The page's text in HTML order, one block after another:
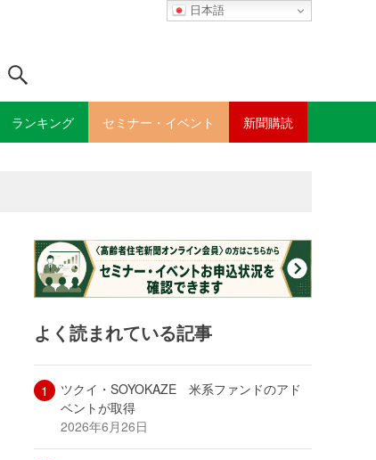
日本語
ランキング セミナー・イベント 新聞購読
よく読まれている記事
ツクイ・SOYOKAZE 米系ファンドのアド
ベントが取得
2026年6月26日